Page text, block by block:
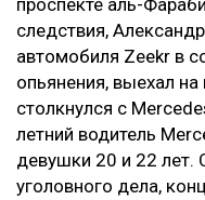
проспекте аль-
следствия,
автомобиля Zeekr в
опьянения, выехал
столкнулся с
летний водитель
девушки 20 и 22 лет.
уголовного дела,